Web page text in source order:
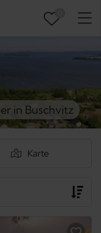
in Buschvitz
Karte